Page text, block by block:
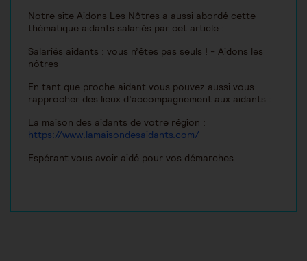
Notre site Aidons Les Nôtres a aussi abordé cette
thématique aidants salariés par cet article :
Salariés aidants : vous n’êtes pas seuls ! - Aidons les
nôtres
En tant que proche aidant vous pouvez aussi vous
rapprocher des lieux d’accompagnement aux aidants :
La maison des aidants de votre région :
https://www.lamaisondesaidants.com/
Espérant vous avoir aidé pour vos démarches.